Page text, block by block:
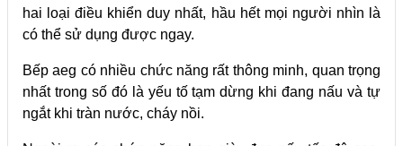
hai loại điều khiển duy nhất, hầu hết mọi người nhìn là
có thể sử dụng được ngay.
Bếp aeg có nhiều chức năng rất thông minh, quan trọng
nhất trong số đó là yếu tố tạm dừng khi đang nấu và tự
ngắt khi tràn nước, cháy nồi.